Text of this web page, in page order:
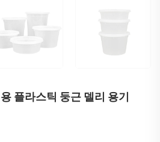
플라스틱 둥근 델리 용기